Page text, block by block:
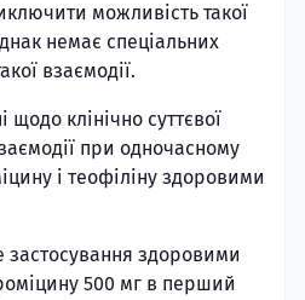
можливість такої
немає спеціальних
взаємодії.
щодо клінічно суттєвої
при одночасному
і теофіліну здоровими
застосування здоровими
500 мг в перший